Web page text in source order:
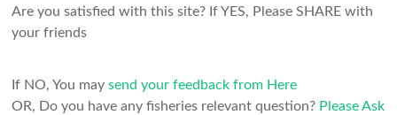
Are you satisfied with this site? If YES, Please SHARE with
your friends
If NO, You maysend your feedback from Here
OR, Do you have any fisheries relevant question? Please Ask